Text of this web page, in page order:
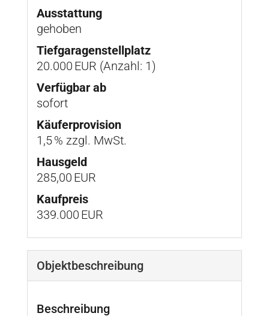
Ausstattung
gehoben
Tief­garagen­stell­platz
20.000 EUR (Anzahl: 1)
Verfügbar ab
sofort
Käufer­provision
1,5 % zzgl. MwSt.
Hausgeld
285,00 EUR
Kaufpreis
339.000 EUR
Objekt­beschreibung
Beschreibung